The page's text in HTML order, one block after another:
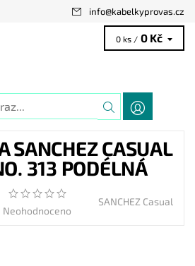
info@kabelkyprovas.cz
0 ks / 0 Kč
SANCHEZ CASUAL
313 PODÉLNÁ
Neohodnoceno
SANCHEZ Casual